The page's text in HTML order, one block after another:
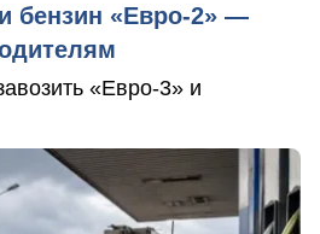
бензин «Евро-2» —
«Евро-3» и